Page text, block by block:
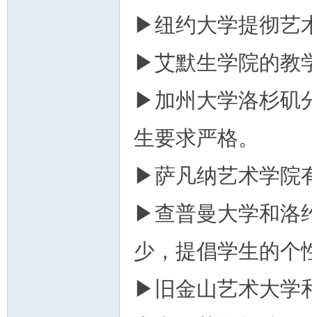
▶纽约大学提彻艺
▶艾默生学院的教
▶加州大学洛杉矶
生要求严格。
▶萨凡纳艺术学院
▶查普曼大学和洛
少，提倡学生的个
▶旧金山艺术大学